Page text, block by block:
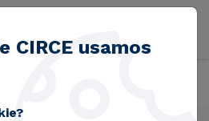
CIRCE usamos